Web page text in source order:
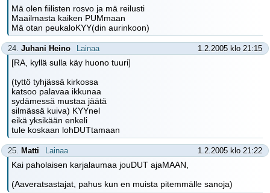
Mä olen fiilisten rosvo ja mä reilusti
Maailmasta kaiken PUMmaan
Mä otan peukaloKYY(din aurinkoon)
24. Juhani Heino Lainaa 1.2.2005 klo 21:15
[RA, kyllä sulla käy huono tuuri]
(tyttö tyhjässä kirkossa
katsoo palavaa ikkunaa
sydämessä mustaa jäätä
silmässä kuiva) KYYnel
eikä yksikään enkeli
tule koskaan lohDUTtamaan
25. Matti Lainaa 1.2.2005 klo 21:22
Kai paholaisen karjalaumaa jouDUT ajaMAAN,
(Aaveratsastajat, pahus kun en muista pitemmälle sanoja)